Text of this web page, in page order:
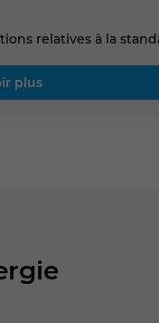
relatives à la
plus